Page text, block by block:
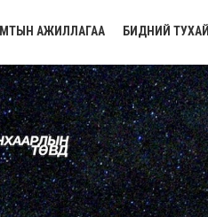
АЖИЛЛАГАА БИДНИЙ ТУХАЙ